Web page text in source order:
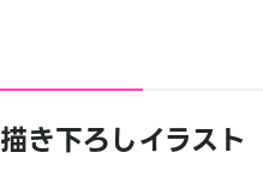
描き下ろしイラスト